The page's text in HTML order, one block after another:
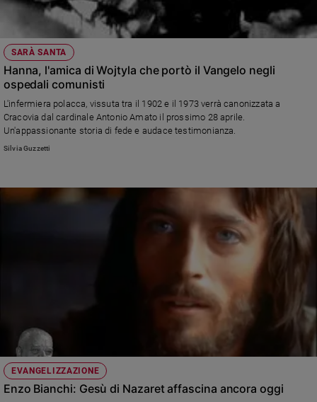
SARÀ SANTA
Hanna, l'amica di Wojtyla che portò il Vangelo negli
ospedali comunisti
L'infermiera polacca, vissuta tra il 1902 e il 1973 verrà canonizzata a
Cracovia dal cardinale Antonio Amato il prossimo 28 aprile.
Un'appassionante storia di fede e audace testimonianza.
Silvia Guzzetti
EVANGELIZZAZIONE
Enzo Bianchi: Gesù di Nazaret affascina ancora oggi